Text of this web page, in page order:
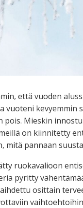
että vuoden
vuoteni kevyemmin
pois. Mieskin
on kiinnitetty
mitä pannaan
ruokavalioon
pyritty
osittain